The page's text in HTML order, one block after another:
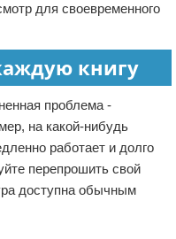
для своевременного
книгу
проблема -
на какой-нибудь
работает и долго
перепрошить свой
доступна обычным